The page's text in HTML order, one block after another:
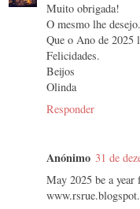
Muito obrigada!
O mesmo lhe desejo.
Que o Ano de 2025
Felicidades.
Beijos
Olinda
Responder
Anónimo 31 de
May 2025 be a